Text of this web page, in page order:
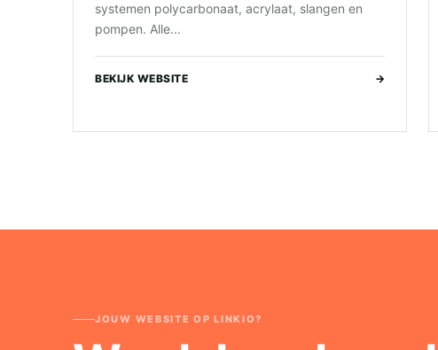
systemen polycarbonaat, acrylaat, slangen en
pompen. Alle...
BEKIJK WEBSITE →
JOUW WEBSITE OP LINKIO?